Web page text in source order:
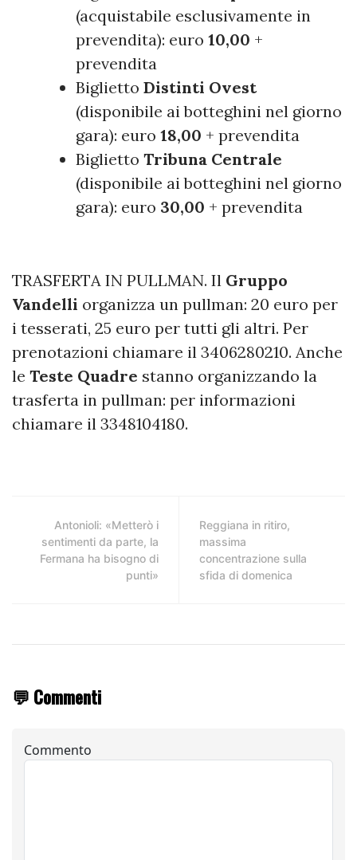
(acquistabile esclusivamente in
prevendita): euro 10,00 +
prevendita
Biglietto Distinti Ovest
(disponibile ai botteghini nel giorno
gara): euro 18,00 + prevendita
Biglietto Tribuna Centrale
(disponibile ai botteghini nel giorno
gara): euro 30,00 + prevendita
TRASFERTA IN PULLMAN. Il Gruppo
Vandelli organizza un pullman: 20 euro per
i tesserati, 25 euro per tutti gli altri. Per
prenotazioni chiamare il 3406280210. Anche
le Teste Quadre stanno organizzando la
trasferta in pullman: per informazioni
chiamare il 3348104180.
Antonioli: «Metterò i
sentimenti da parte, la
Fermana ha bisogno di
punti»
Reggiana in ritiro,
massima
concentrazione sulla
sfida di domenica
💬 Commenti